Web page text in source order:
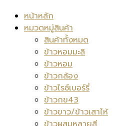
หน้าหลัก
หมวดหมู่สินค้า
สินค้าทั้งหมด
ข้าวหอมมะลิ
ข้าวหอม
ข้าวกล้อง
ข้าวไรซ์เบอร์รี่
ข้าวกข43
ข้าวขาว/ข้าวเสาไห้